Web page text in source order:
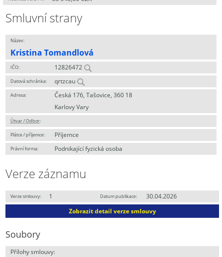
Smluvní strany
Název:
Kristina Tomandlová
IČO: 12826472
Datová schránka: qrtzcau
Adresa:
Česká 176, Tašovice, 360 18
Karlovy Vary
Útvar / Odbor:
Plátce / příjemce: Příjemce
Právní forma: Podnikající fyzická osoba
Verze záznamu
Verze smlouvy: 1 Datum publikace:
30.04.2026
Zobrazit detail verze smlouvy
Soubory
Přílohy smlouvy: